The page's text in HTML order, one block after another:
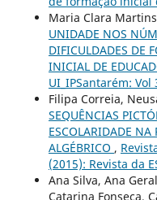
Maria Clara
UNIDADE NOS
DIFICULDADES DE
INICIAL DE
UI_IPSantarém: Vol
Filipa Correia,
SEQUÊNCIAS
ESCOLARIDADE
ALGÉBRICO ,
(2015): Revista da
Ana Silva, Ana
Catarina Fonseca,